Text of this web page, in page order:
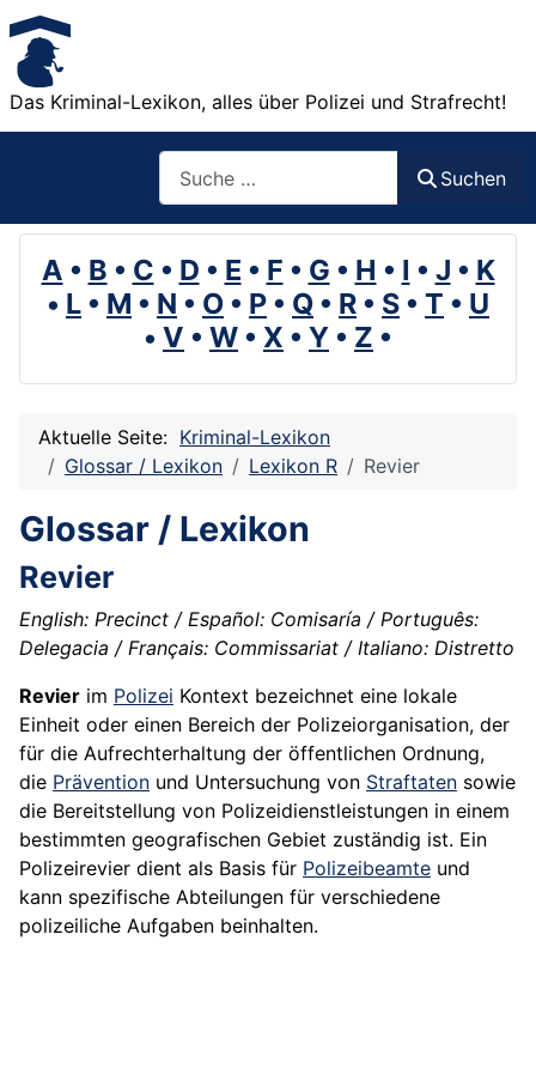
Das Kriminal-Lexikon, alles über Polizei und Strafrecht!
Suchen
A • B • C • D • E • F • G • H • I • J • K
• L • M • N • O • P • Q • R • S • T • U
• V • W • X • Y • Z •
Aktuelle Seite: Kriminal-Lexikon
Glossar / Lexikon
Lexikon R Revier
Glossar / Lexikon
Revier
English: Precinct / Español: Comisaría / Português:
Delegacia / Français: Commissariat / Italiano: Distretto
Revier im Polizei Kontext bezeichnet eine lokale
Einheit oder einen Bereich der Polizeiorganisation, der
für die Aufrechterhaltung der öffentlichen Ordnung,
die Prävention und Untersuchung von Straftaten sowie
die Bereitstellung von Polizeidienstleistungen in einem
bestimmten geografischen Gebiet zuständig ist. Ein
Polizeirevier dient als Basis für Polizeibeamte und
kann spezifische Abteilungen für verschiedene
polizeiliche Aufgaben beinhalten.